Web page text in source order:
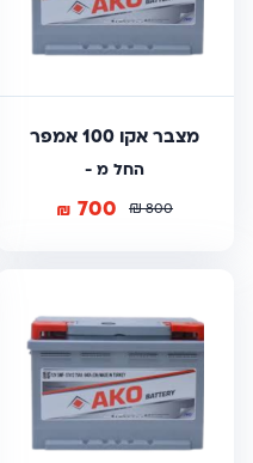
מצבר אקו 100 אמפר
החל מ -
800
₪
700
₪